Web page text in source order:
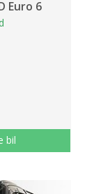
Euro 6
bil